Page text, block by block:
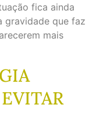
fica ainda
gravidade que faz
mais